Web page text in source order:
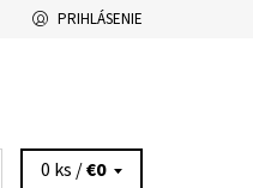
PRIHLÁSENIE
0 ks /€0